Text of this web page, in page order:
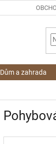
Dům a zahrada